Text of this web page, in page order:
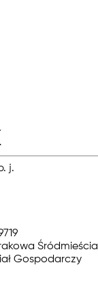
j.
Śródmieścia
Gospodarczy